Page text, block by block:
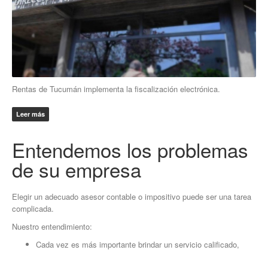
Rentas de Tucumán implementa la fiscalización electrónica.
Leer más
Entendemos los problemas
de su empresa
Elegir un adecuado asesor contable o impositivo puede ser una tarea
complicada.
Nuestro entendimiento:
Cada vez es más importante brindar un servicio calificado,